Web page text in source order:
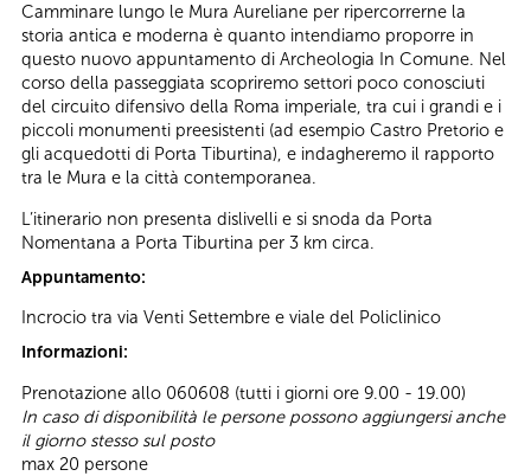
Camminare lungo le Mura Aureliane per ripercorrerne la
storia antica e moderna è quanto intendiamo proporre in
questo nuovo appuntamento di Archeologia In Comune. Nel
corso della passeggiata scopriremo settori poco conosciuti
del circuito difensivo della Roma imperiale, tra cui i grandi e i
piccoli monumenti preesistenti (ad esempio Castro Pretorio e
gli acquedotti di Porta Tiburtina), e indagheremo il rapporto
tra le Mura e la città contemporanea.
L’itinerario non presenta dislivelli e si snoda da Porta
Nomentana a Porta Tiburtina per 3 km circa.
Appuntamento:
Incrocio tra via Venti Settembre e viale del Policlinico
Informazioni:
Prenotazione allo 060608 (tutti i giorni ore 9.00 - 19.00)
In caso di disponibilità le persone possono aggiungersi anche
il giorno stesso sul posto
max 20 persone